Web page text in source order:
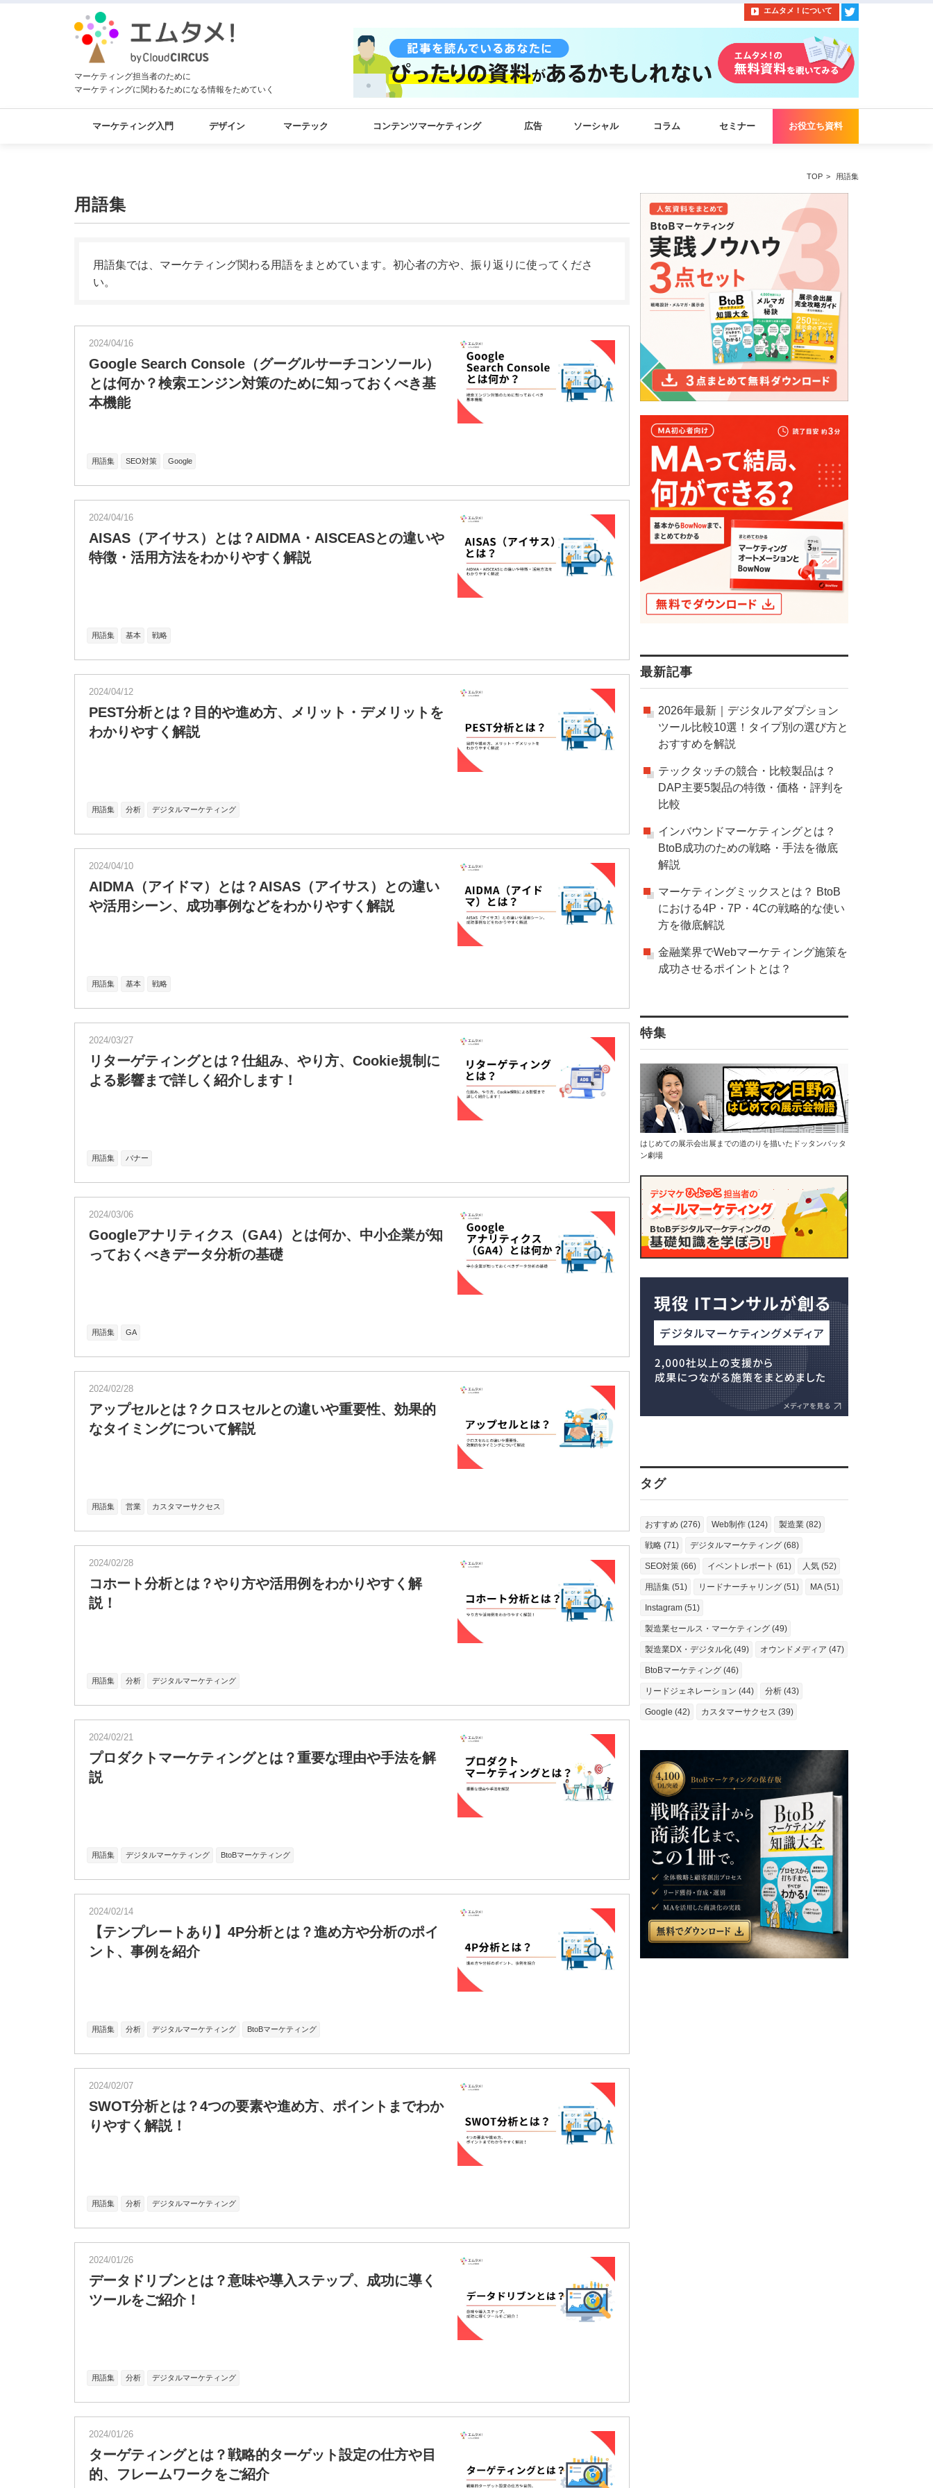
エムタメ！について
マーケティング担当者のために
マーケティングに関わるためになる情報をためていく
マーケティング入門 デザイン マーテック コンテンツマーケティング 広告 ソーシャル コラム セミナー お役立ち資料
TOP 用語集
用語集
用語集では、マーケティング関わる用語をまとめています。初心者の方や、振り返りに使ってくださ
い。
2024/04/16
Google Search Console（グーグルサーチコンソール）
とは何か？検索エンジン対策のために知っておくべき基
本機能
用語集 SEO対策 Google
2024/04/16
AISAS（アイサス）とは？AIDMA・AISCEASとの違いや
特徴・活用方法をわかりやすく解説
用語集 基本 戦略
2024/04/12
PEST分析とは？目的や進め方、メリット・デメリットを
わかりやすく解説
用語集 分析 デジタルマーケティング
2024/04/10
AIDMA（アイドマ）とは？AISAS（アイサス）との違い
や活用シーン、成功事例などをわかりやすく解説
用語集 基本 戦略
2024/03/27
リターゲティングとは？仕組み、やり方、Cookie規制に
よる影響まで詳しく紹介します！
用語集 バナー
2024/03/06
Googleアナリティクス（GA4）とは何か、中小企業が知
っておくべきデータ分析の基礎
用語集 GA
2024/02/28
アップセルとは？クロスセルとの違いや重要性、効果的
なタイミングについて解説
用語集 営業 カスタマーサクセス
2024/02/28
コホート分析とは？やり方や活用例をわかりやすく解
説！
用語集 分析 デジタルマーケティング
2024/02/21
プロダクトマーケティングとは？重要な理由や手法を解
説
用語集 デジタルマーケティング BtoBマーケティング
2024/02/14
【テンプレートあり】4P分析とは？進め方や分析のポイ
ント、事例を紹介
用語集 分析 デジタルマーケティング BtoBマーケティング
2024/02/07
SWOT分析とは？4つの要素や進め方、ポイントまでわか
りやすく解説！
用語集 分析 デジタルマーケティング
2024/01/26
データドリブンとは？意味や導入ステップ、成功に導く
ツールをご紹介！
用語集 分析 デジタルマーケティング
2024/01/26
ターゲティングとは？戦略的ターゲット設定の仕方や目
的、フレームワークをご紹介
最新記事
2026年最新｜デジタルアダプション
ツール比較10選！タイプ別の選び方と
おすすめを解説
テックタッチの競合・比較製品は？
DAP主要5製品の特徴・価格・評判を
比較
インバウンドマーケティングとは？
BtoB成功のための戦略・手法を徹底
解説
マーケティングミックスとは？ BtoB
における4P・7P・4Cの戦略的な使い
方を徹底解説
金融業界でWebマーケティング施策を
成功させるポイントとは？
特集
はじめての展示会出展までの道のりを描いたドッタンバッタ
ン劇場
タグ
おすすめ (276) Web制作 (124) 製造業 (82)
戦略 (71) デジタルマーケティング (68)
SEO対策 (66) イベントレポート (61) 人気 (52)
用語集 (51) リードナーチャリング (51) MA (51)
Instagram (51)
製造業セールス・マーケティング (49)
製造業DX・デジタル化 (49) オウンドメディア (47)
BtoBマーケティング (46)
リードジェネレーション (44) 分析 (43)
Google (42) カスタマーサクセス (39)